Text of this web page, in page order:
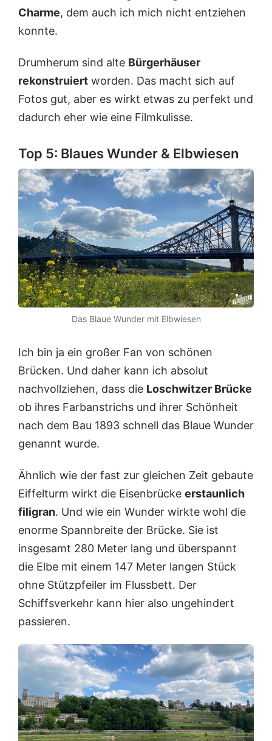
Charme, dem auch ich mich nicht entziehen
konnte.
Drumherum sind alte Bürgerhäuser
rekonstruiert worden. Das macht sich auf
Fotos gut, aber es wirkt etwas zu perfekt und
dadurch eher wie eine Filmkulisse.
Top 5: Blaues Wunder & Elbwiesen
Das Blaue Wunder mit Elbwiesen
Ich bin ja ein großer Fan von schönen
Brücken. Und daher kann ich absolut
nachvollziehen, dass die Loschwitzer Brücke
ob ihres Farbanstrichs und ihrer Schönheit
nach dem Bau 1893 schnell das Blaue Wunder
genannt wurde.
Ähnlich wie der fast zur gleichen Zeit gebaute
Eiffelturm wirkt die Eisenbrücke erstaunlich
filigran. Und wie ein Wunder wirkte wohl die
enorme Spannbreite der Brücke. Sie ist
insgesamt 280 Meter lang und überspannt
die Elbe mit einem 147 Meter langen Stück
ohne Stützpfeiler im Flussbett. Der
Schiffsverkehr kann hier also ungehindert
passieren.